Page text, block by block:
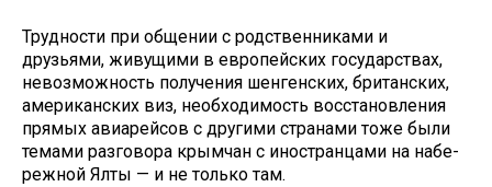
Трудности при общении с род­ственниками и
друзьями, живу­щими в европейских государствах,
невозможность получения шенген­ских, британских,
американских виз, необходимость восстановления
прямых авиарейсов с другими стра­нами тоже были
темами разговора крымчан с иностранцами на набе­
режной Ялты — и не только там.